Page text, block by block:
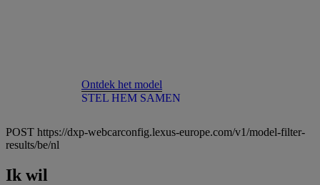
Ontdek het model
STEL HEM SAMEN
POST https://dxp-webcarconfig.lexus-europe.com/v1/model-filter-
results/be/nl
Ik wil